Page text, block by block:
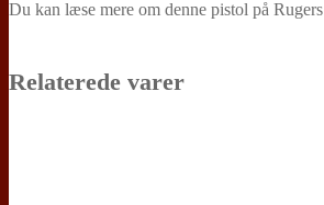
Du kan læse mere om denne pistol på Rugers
Relaterede varer